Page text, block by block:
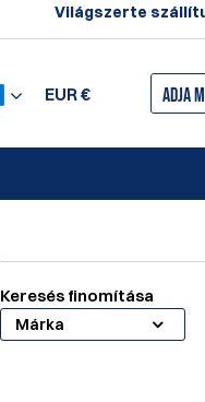
Világszerte
EUR€
Keresés finomítása
Márka